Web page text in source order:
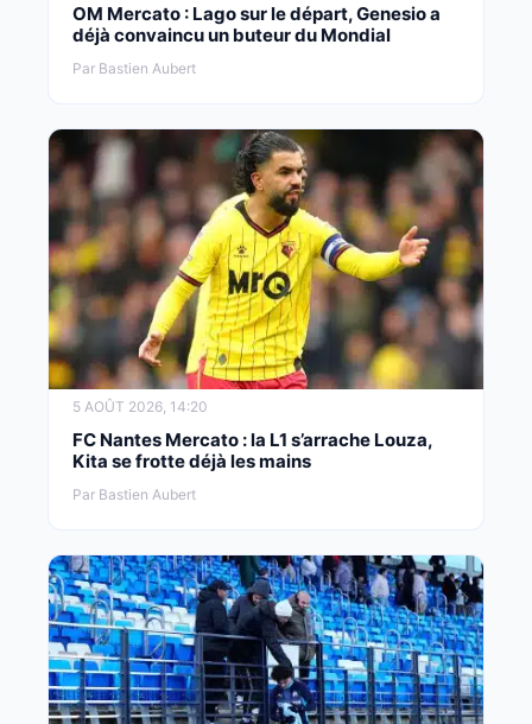
OM Mercato : Lago sur le départ, Genesio a
déjà convaincu un buteur du Mondial
Par Bastien Aubert
5 AOÛT 2026, 14:20
FC Nantes Mercato : la L1 s’arrache Louza,
Kita se frotte déjà les mains
Par Bastien Aubert